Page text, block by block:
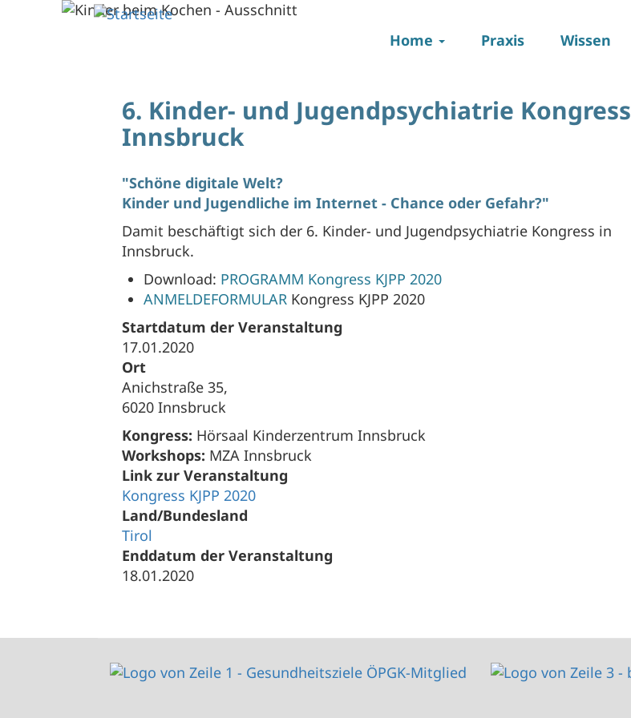
Main
Home Praxis Wissen
6. Kinder- und Jugendpsychiatrie Kongress
Innsbruck
"Schöne digitale Welt?
Kinder und Jugendliche im Internet - Chance oder Gefahr?"
Damit beschäftigt sich der 6. Kinder- und Jugendpsychiatrie Kongress in
Innsbruck.
Download: PROGRAMM Kongress KJPP 2020
ANMELDEFORMULAR Kongress KJPP 2020
Startdatum der Veranstaltung
17.01.2020
Ort
Anichstraße 35,
6020 Innsbruck
Kongress: Hörsaal Kinderzentrum Innsbruck
Workshops: MZA Innsbruck
Link zur Veranstaltung
Kongress KJPP 2020
Land/Bundesland
Tirol
Enddatum der Veranstaltung
18.01.2020